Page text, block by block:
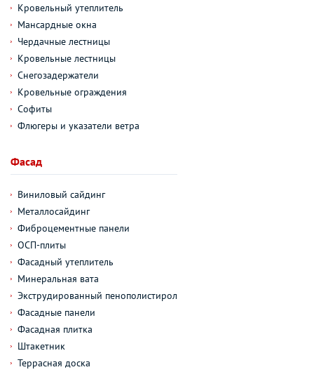
Кровельный утеплитель
Мансардные окна
Чердачные лестницы
Кровельные лестницы
Снегозадержатели
Кровельные ограждения
Софиты
Флюгеры и указатели ветра
Фасад
Виниловый сайдинг
Металлосайдинг
Фиброцементные панели
ОСП-плиты
Фасадный утеплитель
Минеральная вата
Экструдированный пенополистирол
Фасадные панели
Фасадная плитка
Штакетник
Террасная доска